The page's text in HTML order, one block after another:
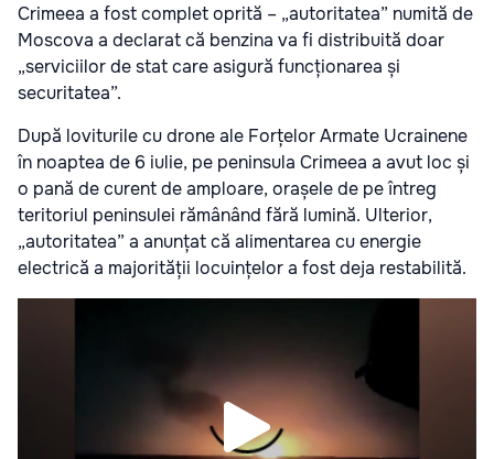
Crimeea a fost complet oprită – „autoritatea” numită de
Moscova a declarat că benzina va fi distribuită doar
„serviciilor de stat care asigură funcționarea și
securitatea”.
După loviturile cu drone ale Forțelor Armate Ucrainene
în noaptea de 6 iulie, pe peninsula Crimeea a avut loc și
o pană de curent de amploare, orașele de pe întreg
teritoriul peninsulei rămânând fără lumină. Ulterior,
„autoritatea” a anunțat că alimentarea cu energie
electrică a majorității locuințelor a fost deja restabilită.